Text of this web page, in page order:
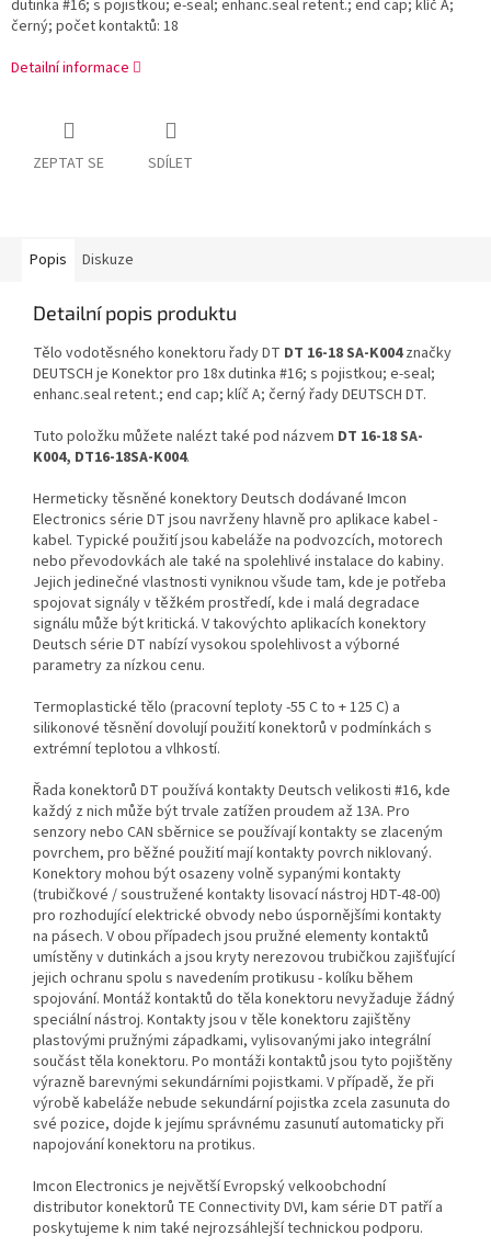
dutinka #16; s pojistkou; e-seal; enhanc.seal retent.; end cap; klíč A;
černý; počet kontaktů: 18
Detailní informace
ZEPTAT SE SDÍLET
Popis Diskuze
Detailní popis produktu
Tělo vodotěsného konektoru řady DT DT 16-18 SA-K004značky
DEUTSCH je Konektor pro 18x dutinka #16; s pojistkou; e-seal;
enhanc.seal retent.; end cap; klíč A; černý řady DEUTSCH DT.
Tuto položku můžete nalézt také pod názvem DT 16-18 SA-
K004, DT16-18SA-K004.
Hermeticky těsněné konektory Deutsch dodávané Imcon
Electronics série DT jsou navrženy hlavně pro aplikace kabel -
kabel. Typické použití jsou kabeláže na podvozcích, motorech
nebo převodovkách ale také na spolehlivé instalace do kabiny.
Jejich jedinečné vlastnosti vyniknou všude tam, kde je potřeba
spojovat signály v těžkém prostředí, kde i malá degradace
signálu může být kritická. V takovýchto aplikacích konektory
Deutsch série DT nabízí vysokou spolehlivost a výborné
parametry za nízkou cenu.
Termoplastické tělo (pracovní teploty -55 C to + 125 C) a
silikonové těsnění dovolují použití konektorů v podmínkách s
extrémní teplotou a vlhkostí.
Řada konektorů DT používá kontakty Deutsch velikosti #16, kde
každý z nich může být trvale zatížen proudem až 13A. Pro
senzory nebo CAN sběrnice se používají kontakty se zlaceným
povrchem, pro běžné použití mají kontakty povrch niklovaný.
Konektory mohou být osazeny volně sypanými kontakty
(trubičkové / soustružené kontakty lisovací nástroj HDT-48-00)
pro rozhodující elektrické obvody nebo úspornějšími kontakty
na pásech. V obou případech jsou pružné elementy kontaktů
umístěny v dutinkách a jsou kryty nerezovou trubičkou zajišťující
jejich ochranu spolu s navedením protikusu - kolíku během
spojování. Montáž kontaktů do těla konektoru nevyžaduje žádný
speciální nástroj. Kontakty jsou v těle konektoru zajištěny
plastovými pružnými západkami, vylisovanými jako integrální
součást těla konektoru. Po montáži kontaktů jsou tyto pojištěny
výrazně barevnými sekundárními pojistkami. V případě, že při
výrobě kabeláže nebude sekundární pojistka zcela zasunuta do
své pozice, dojde k jejímu správnému zasunutí automaticky při
napojování konektoru na protikus.
Imcon Electronics je největší Evropský velkoobchodní
distributor konektorů TE Connectivity DVI, kam série DT patří a
poskytujeme k nim také nejrozsáhlejší technickou podporu.